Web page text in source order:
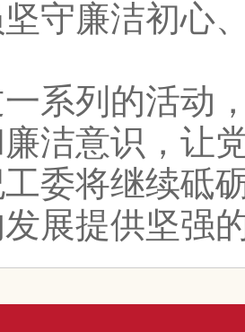
守廉洁初心
列的活动，
洁意识，让
委将继续砥
展提供坚强